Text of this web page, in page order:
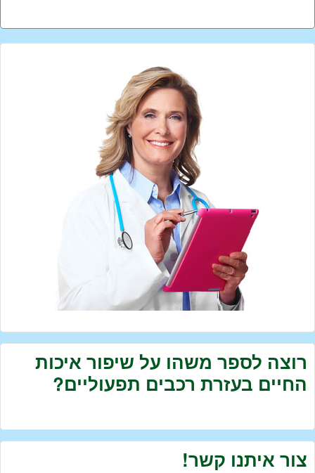
רוצה לספר משהו על שיפור איכות
החיים בעזרת רכבים תפעוליים?
צור איתנו קשר!